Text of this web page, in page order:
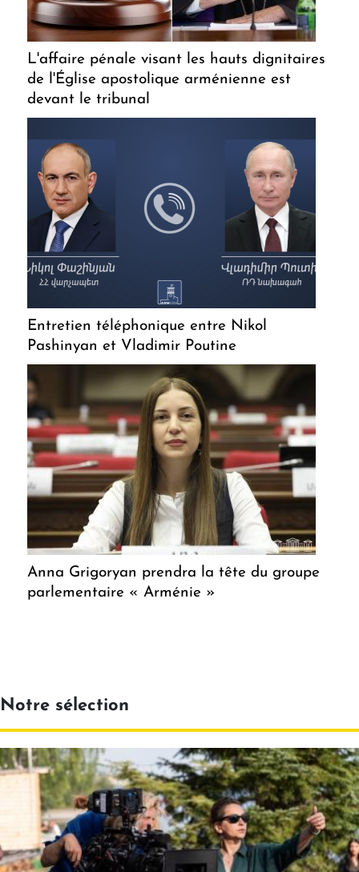
L'affaire pénale visant les hauts dignitaires
de l'Église apostolique arménienne est
devant le tribunal
Entretien téléphonique entre Nikol
Pashinyan et Vladimir Poutine
Anna Grigoryan prendra la tête du groupe
parlementaire « Arménie »
Notre sélection